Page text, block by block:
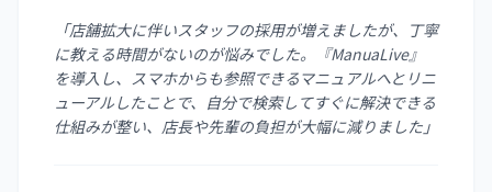
「店舗拡大に伴いスタッフの採用が増えましたが、丁寧
に教える時間がないのが悩みでした。『ManuaLive』
を導入し、スマホからも参照できるマニュアルへとリニ
ューアルしたことで、自分で検索してすぐに解決できる
仕組みが整い、店長や先輩の負担が大幅に減りました」